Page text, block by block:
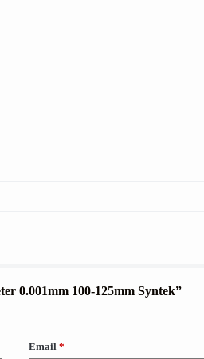
0.001mm 100-125mm Syntek”
Email *